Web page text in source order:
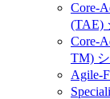
Core-
(TAE)
Core-
TM)
Agile-